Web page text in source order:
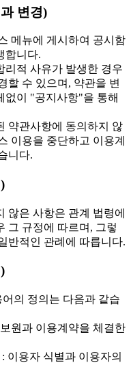
변경)
메뉴에 게시하여 공시함
합니다.
적 사유가 발생한 경우
할 수 있으며, 약관을 변
없이 "공지사항"을 통해
약관사항에 동의하지 않
이용을 중단하고 이용계
니다.
않은 사항은 관계 법령에
그 규정에 따르며, 그렇
반적인 관례에 따릅니다.
의 정의는 다음과 같습
원과 이용계약을 체결한
용자 식별과 이용자의